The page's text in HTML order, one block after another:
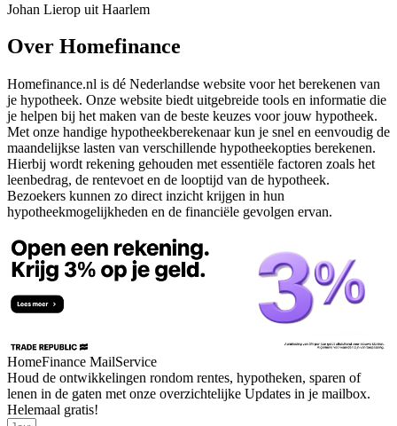
Johan Lierop uit Haarlem
Over Homefinance
Homefinance.nl is dé Nederlandse website voor het berekenen van
je hypotheek. Onze website biedt uitgebreide tools en informatie die
je helpen bij het maken van de beste keuzes voor jouw hypotheek.
Met onze handige hypotheekberekenaar kun je snel en eenvoudig de
maandelijkse lasten van verschillende hypotheekopties berekenen.
Hierbij wordt rekening gehouden met essentiële factoren zoals het
leenbedrag, de rentevoet en de looptijd van de hypotheek.
Bezoekers kunnen zo direct inzicht krijgen in hun
hypotheekmogelijkheden en de financiële gevolgen ervan.
HomeFinance MailService
Houd de ontwikkelingen rondom rentes, hypotheken, sparen of
lenen in de gaten met onze overzichtelijke Updates in je mailbox.
Helemaal gratis!